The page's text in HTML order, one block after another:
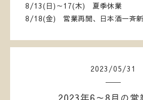
8/13(日)～17(木) 夏季休業
8/18(金) 営業再開、日本酒一斉新
2023 /05/31